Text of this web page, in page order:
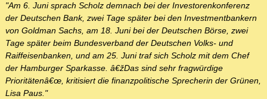
"Am 6. Juni sprach Scholz demnach bei der Investorenkonferenz
der Deutschen Bank, zwei Tage später bei den Investmentbankern
von Goldman Sachs, am 18. Juni bei der Deutschen Börse, zwei
Tage später beim Bundesverband der Deutschen Volks- und
Raiffeisenbanken, und am 25. Juni traf sich Scholz mit dem Chef
der Hamburger Sparkasse. â€žDas sind sehr fragwürdige
Prioritätenâ€œ, kritisiert die finanzpolitische Sprecherin der Grünen,
Lisa Paus."